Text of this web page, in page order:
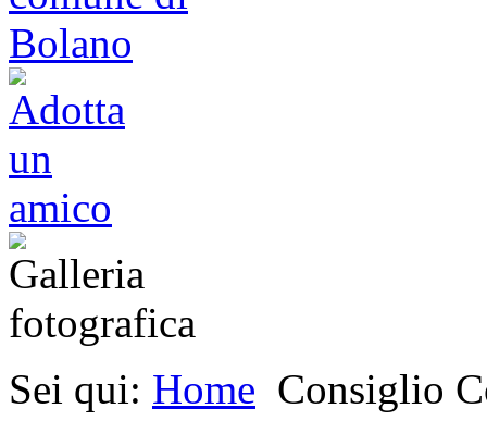
Sei qui: Home Consiglio